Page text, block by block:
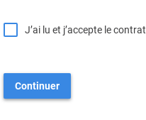
J’ai lu et j’accepte le contrat
Continuer